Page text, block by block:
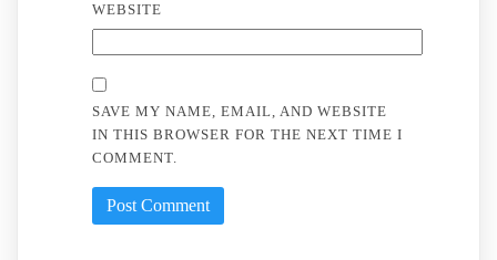
WEBSITE
SAVE MY NAME, EMAIL, AND WEBSITE
IN THIS BROWSER FOR THE NEXT TIME I
COMMENT.